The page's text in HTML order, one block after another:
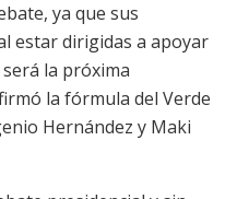
ya que sus
estar dirigidas a apoyar
la próxima
la fórmula del Verde
Hernández y Maki